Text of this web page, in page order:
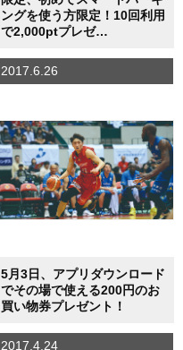
ングを使う方限定！10回利用
で2,000ptプレゼ…
2017.6.26
5月3日、アプリダウンロード
でその場で使える200円のお
買い物券プレゼント！
2017.4.24